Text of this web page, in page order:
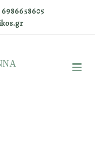
6986658605